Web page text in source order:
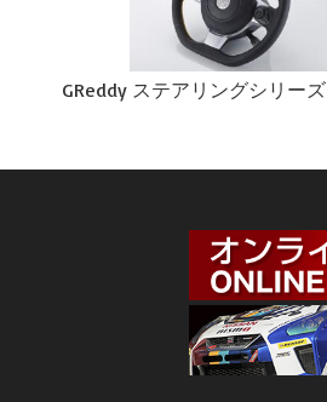
GReddy ステアリングシリーズ